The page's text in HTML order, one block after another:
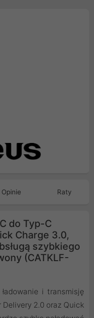
Opinie Raty
do Typ-C
Charge 3.0,
szybkiego
(CATKLF-
i transmisję
2.0 oraz Quick